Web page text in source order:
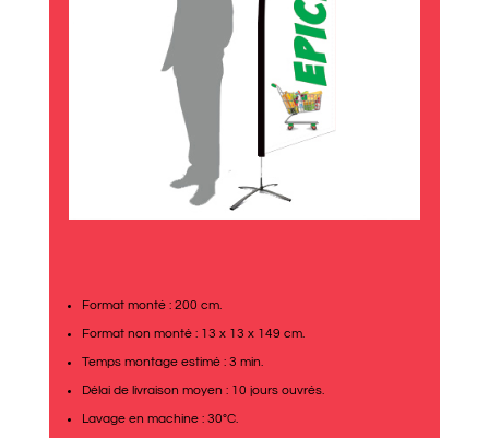
Format monté : 200 cm.
Format non monté : 13 x 13 x 149 cm.
Temps montage estimé : 3 min.
Délai de livraison moyen : 10 jours ouvrés.
Lavage en machine : 30°C.